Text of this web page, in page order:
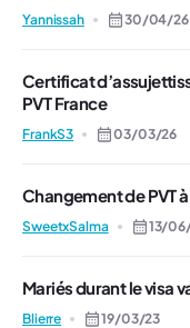
Yannissah 30/04/26
Certificat
PVT France
FrankS3 03/03/26
Changement de PVT
SweetxSalma 13/
Mariés durant le visa
Blierre 19/03/23